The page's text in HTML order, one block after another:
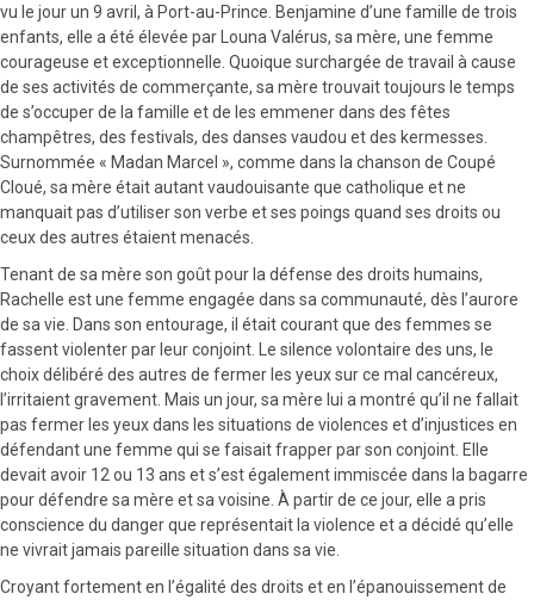
vu le jour un 9 avril, à Port-au-Prince. Benjamine d’une famille de trois
enfants, elle a été élevée par Louna Valérus, sa mère, une femme
courageuse et exceptionnelle. Quoique surchargée de travail à cause
de ses activités de commerçante, sa mère trouvait toujours le temps
de s’occuper de la famille et de les emmener dans des fêtes
champêtres, des festivals, des danses vaudou et des kermesses.
Surnommée « Madan Marcel », comme dans la chanson de Coupé
Cloué, sa mère était autant vaudouisante que catholique et ne
manquait pas d’utiliser son verbe et ses poings quand ses droits ou
ceux des autres étaient menacés.
Tenant de sa mère son goût pour la défense des droits humains,
Rachelle est une femme engagée dans sa communauté, dès l’aurore
de sa vie. Dans son entourage, il était courant que des femmes se
fassent violenter par leur conjoint. Le silence volontaire des uns, le
choix délibéré des autres de fermer les yeux sur ce mal cancéreux,
l’irritaient gravement. Mais un jour, sa mère lui a montré qu’il ne fallait
pas fermer les yeux dans les situations de violences et d’injustices en
défendant une femme qui se faisait frapper par son conjoint. Elle
devait avoir 12 ou 13 ans et s’est également immiscée dans la bagarre
pour défendre sa mère et sa voisine. À partir de ce jour, elle a pris
conscience du danger que représentait la violence et a décidé qu’elle
ne vivrait jamais pareille situation dans sa vie.
Croyant fortement en l’égalité des droits et en l’épanouissement de